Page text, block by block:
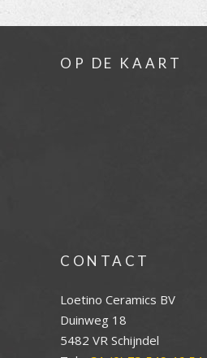
OP DE KAART
CONTACT
Loetino Ceramics BV
Duinweg 18
5482 VR Schijndel